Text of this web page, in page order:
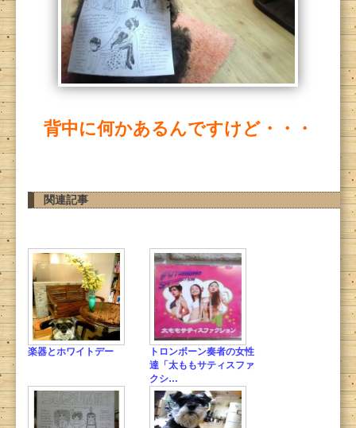
背中に何かあるんですけど・・・
関連記事
楽器とホワイトデー
トロンボーン奏者の女性
達「太ももサティスファ
クシ…